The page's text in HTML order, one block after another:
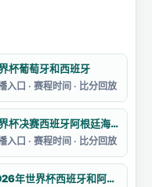
杯葡萄牙和西班牙
入口 · 赛程时间 · 比分回放
世界杯决赛西班牙阿根廷海报
入口 · 赛程时间 · 比分回放
2026年世界杯西班牙和阿根廷的决赛预测